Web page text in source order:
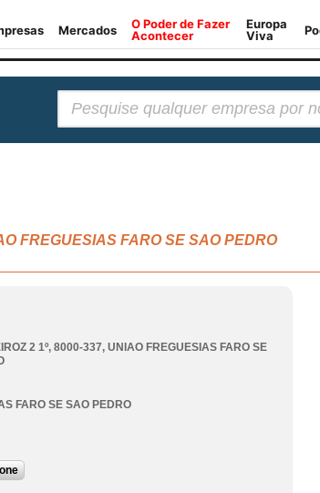
FREGUESIAS FARO SE SAO PEDRO
2 1º, 8000-337, UNIAO FREGUESIAS FARO SE
FARO SE SAO PEDRO